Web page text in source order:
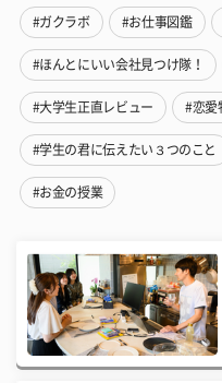
#ガクラボ #お仕事図鑑
#ほんとにいい会社見つけ隊！
#大学生正直レビュー #恋愛
#学生の君に伝えたい３つのこと
#お金の授業